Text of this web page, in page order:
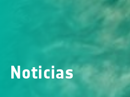
Noticias